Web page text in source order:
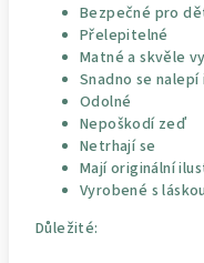
Bezpečné pro
Přelepitelné
Matné a skvěle
Snadno se
Odolné
Nepoškodí zeď
Netrhají se
Mají originální
Vyrobené s
Důležité: